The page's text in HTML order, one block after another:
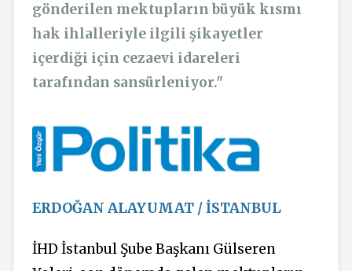
gönderilen mektupların büyük kısmı
hak ihlalleriyle ilgili şikayetler
içerdiği için cezaevi idareleri
tarafından sansürleniyor."
ERDOĞAN ALAYUMAT / İSTANBUL
İHD İstanbul Şube Başkanı Gülseren